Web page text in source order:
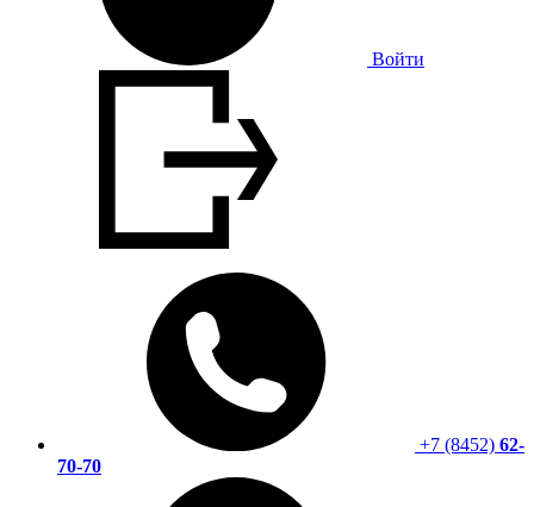
Войти
+7 (8452) 62-
70-70